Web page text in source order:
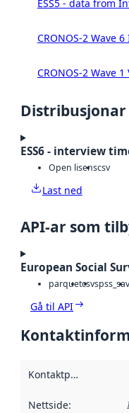
ESS5 - data from
CRONOS-2 Wave
CRONOS-2 Wave
Distribusjonar
ESS6 - interview
Open lisenscsv
Last ned
API-ar som
European Social
parquetcsvspss_sav
Gå til API
Kontaktpunkt
Nettside: